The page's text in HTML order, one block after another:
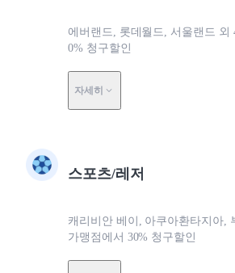
에버랜드, 롯데월드, 서울랜드 외
0% 청구할인
자세히
스포츠/레저
캐리비안 베이, 아쿠아환타지아,
가맹점에서 30% 청구할인